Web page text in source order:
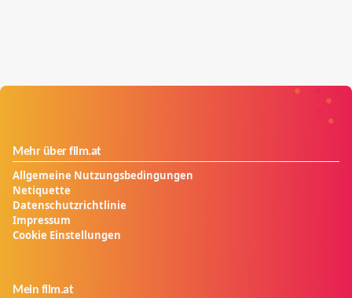
Mehr über film.at
Allgemeine Nutzungsbedingungen
Netiquette
Datenschutzrichtlinie
Impressum
Cookie Einstellungen
Mein film.at